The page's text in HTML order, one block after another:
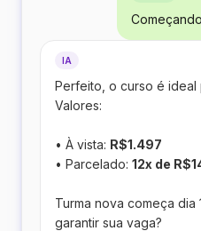
IA
Perfeito, o curso é ideal
Valores:
• À vista: R$1.497
• Parcelado: 12x de
Turma nova começa dia
garantir sua vaga?